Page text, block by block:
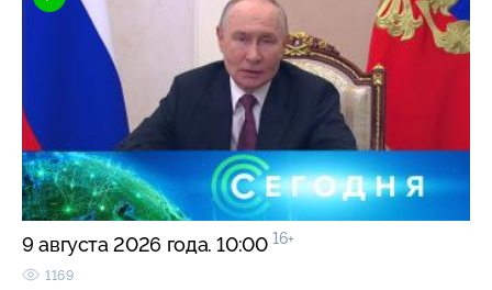
9 августа 2026 года. 10:00 16+
1169